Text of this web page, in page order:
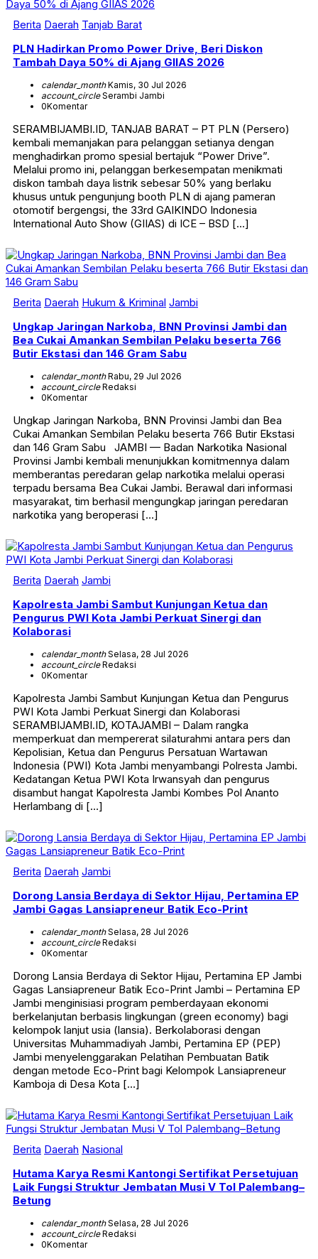
Berita Daerah Tanjab Barat
PLN Hadirkan Promo Power Drive, Beri Diskon
Tambah Daya 50% di Ajang GIIAS 2026
calendar_monthKamis, 30 Jul 2026
account_circleSerambi Jambi
0Komentar
SERAMBIJAMBI.ID, TANJAB BARAT – PT PLN (Persero)
kembali memanjakan para pelanggan setianya dengan
menghadirkan promo spesial bertajuk “Power Drive”.
Melalui promo ini, pelanggan berkesempatan menikmati
diskon tambah daya listrik sebesar 50% yang berlaku
khusus untuk pengunjung booth PLN di ajang pameran
otomotif bergengsi, the 33rd GAIKINDO Indonesia
International Auto Show (GIIAS) di ICE – BSD […]
Berita Daerah Hukum & Kriminal Jambi
Ungkap Jaringan Narkoba, BNN Provinsi Jambi dan
Bea Cukai Amankan Sembilan Pelaku beserta 766
Butir Ekstasi dan 146 Gram Sabu
calendar_monthRabu, 29 Jul 2026
account_circleRedaksi
0Komentar
Ungkap Jaringan Narkoba, BNN Provinsi Jambi dan Bea
Cukai Amankan Sembilan Pelaku beserta 766 Butir Ekstasi
dan 146 Gram Sabu JAMBI — Badan Narkotika Nasional
Provinsi Jambi kembali menunjukkan komitmennya dalam
memberantas peredaran gelap narkotika melalui operasi
terpadu bersama Bea Cukai Jambi. Berawal dari informasi
masyarakat, tim berhasil mengungkap jaringan peredaran
narkotika yang beroperasi […]
Berita Daerah Jambi
Kapolresta Jambi Sambut Kunjungan Ketua dan
Pengurus PWI Kota Jambi Perkuat Sinergi dan
Kolaborasi
calendar_monthSelasa, 28 Jul 2026
account_circleRedaksi
0Komentar
Kapolresta Jambi Sambut Kunjungan Ketua dan Pengurus
PWI Kota Jambi Perkuat Sinergi dan Kolaborasi
SERAMBIJAMBI.ID, KOTAJAMBI – Dalam rangka
memperkuat dan mempererat silaturahmi antara pers dan
Kepolisian, Ketua dan Pengurus Persatuan Wartawan
Indonesia (PWI) Kota Jambi menyambangi Polresta Jambi.
Kedatangan Ketua PWI Kota Irwansyah dan pengurus
disambut hangat Kapolresta Jambi Kombes Pol Ananto
Herlambang di […]
Berita Daerah Jambi
Dorong Lansia Berdaya di Sektor Hijau, Pertamina EP
Jambi Gagas Lansiapreneur Batik Eco-Print
calendar_monthSelasa, 28 Jul 2026
account_circleRedaksi
0Komentar
Dorong Lansia Berdaya di Sektor Hijau, Pertamina EP Jambi
Gagas Lansiapreneur Batik Eco-Print Jambi – Pertamina EP
Jambi menginisiasi program pemberdayaan ekonomi
berkelanjutan berbasis lingkungan (green economy) bagi
kelompok lanjut usia (lansia). Berkolaborasi dengan
Universitas Muhammadiyah Jambi, Pertamina EP (PEP)
Jambi menyelenggarakan Pelatihan Pembuatan Batik
dengan metode Eco-Print bagi Kelompok Lansiapreneur
Kamboja di Desa Kota […]
Berita Daerah Nasional
Hutama Karya Resmi Kantongi Sertifikat Persetujuan
Laik Fungsi Struktur Jembatan Musi V Tol Palembang–
Betung
calendar_monthSelasa, 28 Jul 2026
account_circleRedaksi
0Komentar